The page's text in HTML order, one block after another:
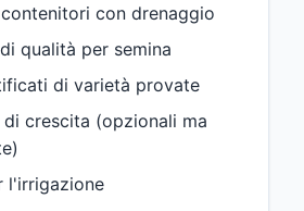
con drenaggio
qualità per semina
di varietà provate
di crescita (opzionali ma
l'irrigazione